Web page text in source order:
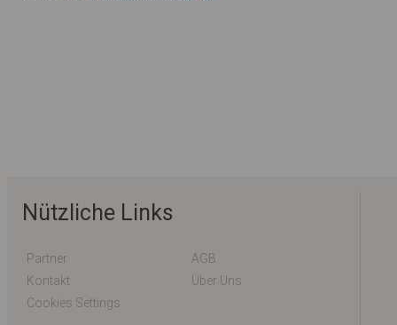
Nützliche Links
Partner
AGB
Kontakt
Über Uns
Cookies Settings